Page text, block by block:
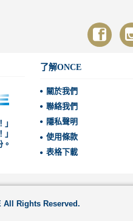
了解ONCE
關於我們
聯絡我們
隱私聲明
使用條款
表格下載
All Rights Reserved.